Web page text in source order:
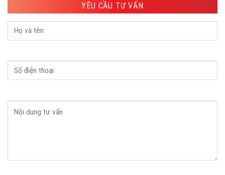
YÊU CẦU TƯ VẤN